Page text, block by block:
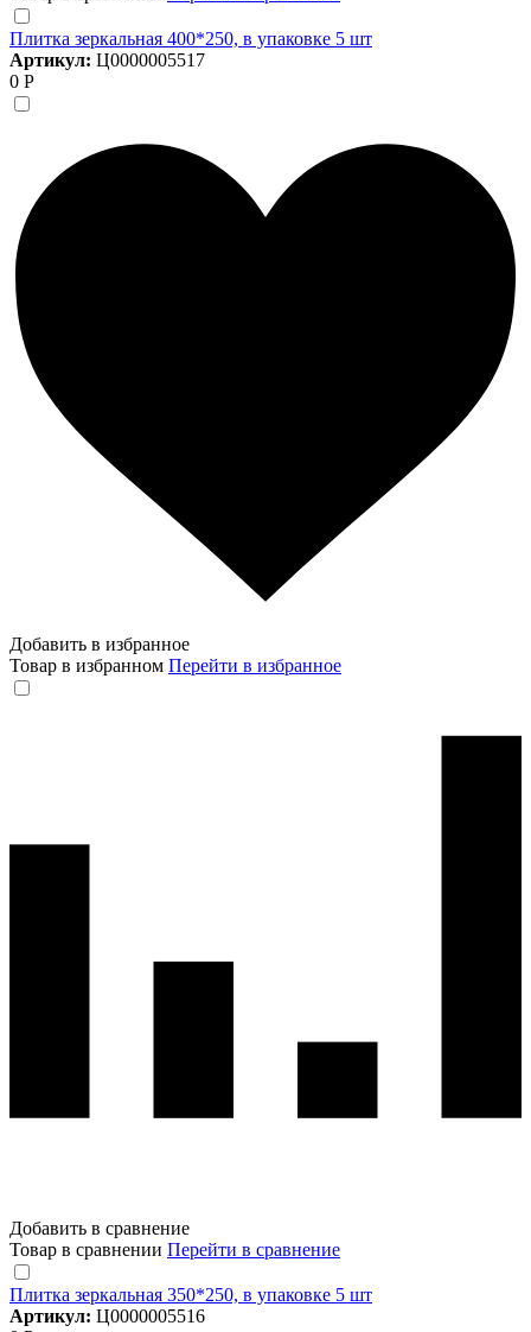
Плитка зеркальная 400*250, в упаковке 5 шт
Артикул: Ц0000005517
0 Р
Добавить в избранное
Товар в избранном Перейти в избранное
Добавить в сравнение
Товар в сравнении Перейти в сравнение
Плитка зеркальная 350*250, в упаковке 5 шт
Артикул: Ц0000005516